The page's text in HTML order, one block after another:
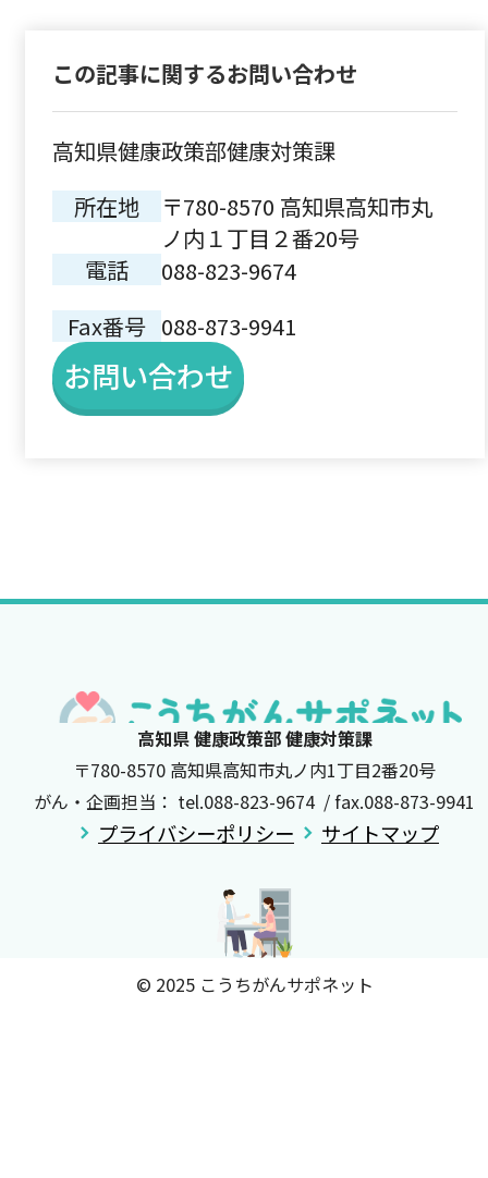
この記事に関するお問い合わせ
高知県健康政策部健康対策課
所在地
〒780-8570 高知県高知市丸
ノ内１丁目２番20号
電話
088-823-9674
Fax番号 088-873-9941
お問い合わせ
高知県 健康政策部 健康対策課
〒780-8570 高知県高知市丸ノ内1丁目2番20号
がん・企画担当： tel.088-823-9674 / fax.088-873-9941
プライバシーポリシー サイトマップ
© 2025 こうちがんサポネット